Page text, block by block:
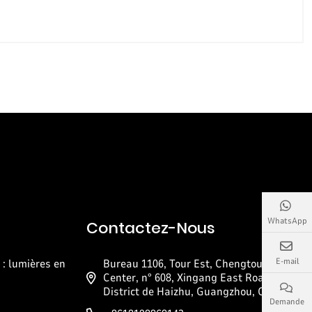
lumières en
Contactez-Nous
Bureau 1106, Tour Est, Chengtou Pazhou
Center, n° 608, Xingang East Road,
District de Haizhu, Guangzhou, Chine
WhatsApp
E-mail
Demande